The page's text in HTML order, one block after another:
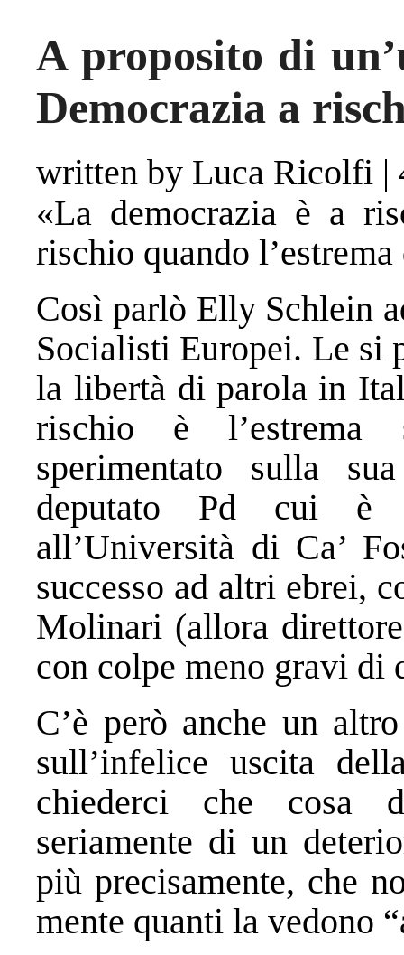
A proposito di
Democrazia a
written by Luca Ricolfi |
«La democrazia è a
rischio quando
Così parlò Elly Schlein
Socialisti Europei. Le si
la libertà di parola in
rischio è l’estrema
sperimentato sulla
deputato Pd cui è
all’Università di Ca’
successo ad altri ebrei,
Molinari (allora
con colpe meno gravi di
C’è però anche un
sull’infelice uscita
chiederci che cosa
seriamente di un
più precisamente, che
mente quanti la vedono